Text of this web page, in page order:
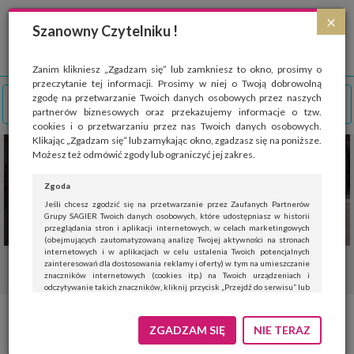
×
Szanowny Czytelniku !
Zanim klikniesz „Zgadzam się” lub zamkniesz to okno, prosimy o
przeczytanie tej informacji. Prosimy w niej o Twoją dobrowolną
zgodę na przetwarzanie Twoich danych osobowych przez naszych
partnerów biznesowych oraz przekazujemy informacje o tzw.
cookies i o przetwarzaniu przez nas Twoich danych osobowych.
Klikając „Zgadzam się” lub zamykając okno, zgadzasz się na poniższe.
Możesz też odmówić zgody lub ograniczyć jej zakres.
Zgoda
Jeśli chcesz zgodzić się na przetwarzanie przez Zaufanych Partnerów
Grupy SAGIER Twoich danych osobowych, które udostępniasz w historii
przeglądania stron i aplikacji internetowych, w celach marketingowych
(obejmujących zautomatyzowaną analizę Twojej aktywności na stronach
internetowych i w aplikacjach w celu ustalenia Twoich potencjalnych
zainteresowań dla dostosowania reklamy i oferty) w tym na umieszczanie
znaczników internetowych (cookies itp.) na Twoich urządzeniach i
odczytywanie takich znaczników, kliknij przycisk „Przejdź do serwisu” lub
Jeśli nie chcesz wyrazić zgody, kliknij „Nie teraz”.
Wyrażenie zgody jest dobrowolne. Możesz edytować zakres zgody, w tym
ZGADZAM SIĘ NIE TERAZ
Strona wykorzystuje pliki cookies, które służą głównie do celów statystycznych.
Wyrażając zgodę na używanie 'cookies', zezwalasz na zapisanie ich w pamięci
przeglądarki. Przejdź do
polityki cookies
Makaron – obiekt kultu we